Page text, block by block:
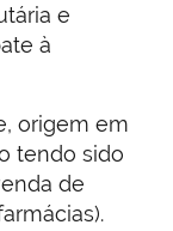
e
à
origem em
tendo sido
de